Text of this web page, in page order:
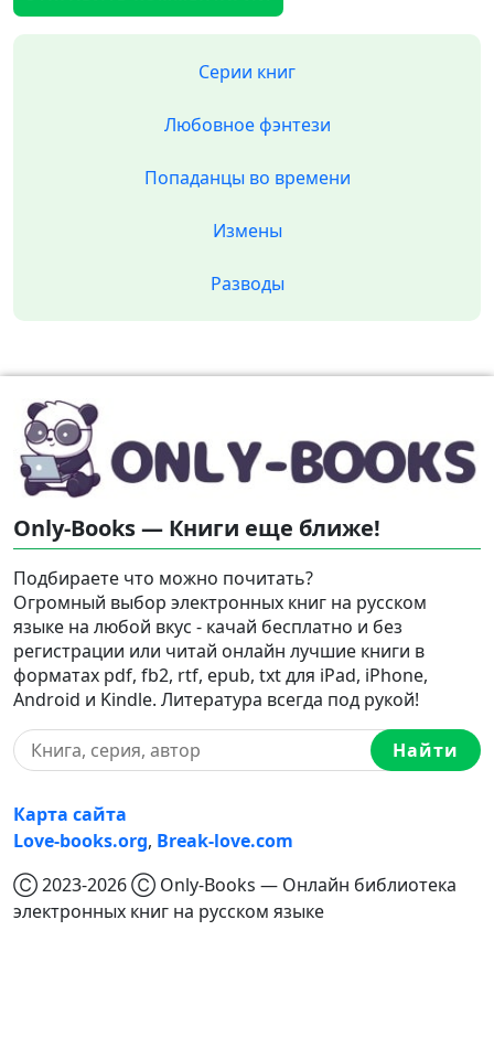
Серии книг
Любовное фэнтези
Попаданцы во времени
Измены
Разводы
Only-Books — Книги еще ближе!
Подбираете что можно почитать?
Огромный выбор электронных книг на русском
языке на любой вкус - качай бесплатно и без
регистрации или читай онлайн лучшие книги в
форматах pdf, fb2, rtf, epub, txt для iPad, iPhone,
Android и Kindle. Литература всегда под рукой!
Найти
Карта сайта
Love-books.org, Break-love.com
Ⓒ 2023-2026 Ⓒ Only-Books — Онлайн библиотека
электронных книг на русском языке